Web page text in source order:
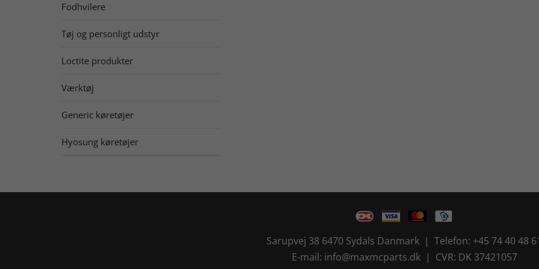
Fodhvilere
Tøj og personligt udstyr
Loctite produkter
Værktøj
Generic køretøjer
Hyosung køretøjer
Sarupvej 38 6470 Sydals Danmark | Telefon: +45 74 40 48
E-mail: info@maxmcparts.dk | CVR: DK 37421057